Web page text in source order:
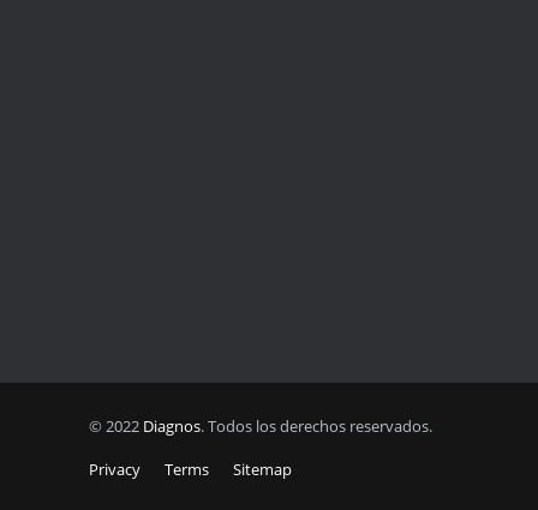
© 2022 Diagnos. Todos los derechos reservados.
Privacy
Terms Sitemap